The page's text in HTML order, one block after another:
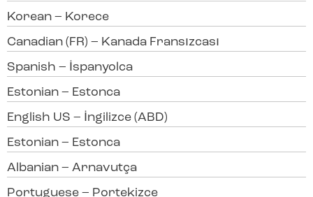
Korean – Korece
Canadian (FR) – Kanada Fransızcası
Spanish – İspanyolca
Estonian – Estonca
English US – İngilizce (ABD)
Estonian – Estonca
Albanian – Arnavutça
Portuguese – Portekizce